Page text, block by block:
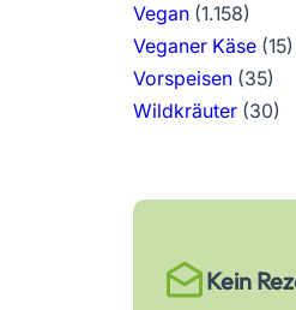
Vegan(1.158)
Veganer Käse(15)
Vorspeisen(35)
Wildkräuter(30)
Kein